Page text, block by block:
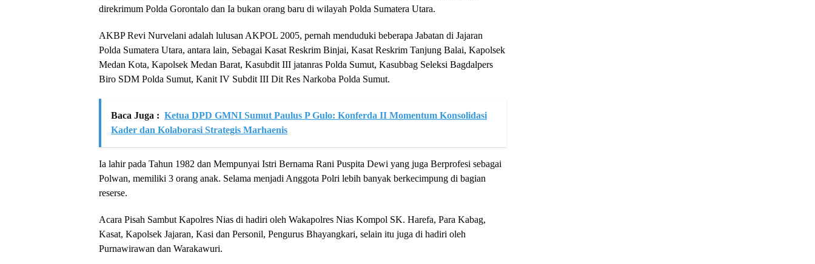
direkrimum Polda Gorontalo dan Ia bukan orang baru di wilayah Polda Sumatera Utara.
AKBP Revi Nurvelani adalah lulusan AKPOL 2005, pernah menduduki beberapa Jabatan di Jajaran
Polda Sumatera Utara, antara lain, Sebagai Kasat Reskrim Binjai, Kasat Reskrim Tanjung Balai, Kapolsek
Medan Kota, Kapolsek Medan Barat, Kasubdit III jatanras Polda Sumut, Kasubbag Seleksi Bagdalpers
Biro SDM Polda Sumut, Kanit IV Subdit III Dit Res Narkoba Polda Sumut.
Baca Juga : Ketua DPD GMNI Sumut Paulus P Gulo: Konferda II Momentum Konsolidasi
Kader dan Kolaborasi Strategis Marhaenis
Ia lahir pada Tahun 1982 dan Mempunyai Istri Bernama Rani Puspita Dewi yang juga Berprofesi sebagai
Polwan, memiliki 3 orang anak. Selama menjadi Anggota Polri lebih banyak berkecimpung di bagian
reserse.
Acara Pisah Sambut Kapolres Nias di hadiri oleh Wakapolres Nias Kompol SK. Harefa, Para Kabag,
Kasat, Kapolsek Jajaran, Kasi dan Personil, Pengurus Bhayangkari, selain itu juga di hadiri oleh
Purnawirawan dan Warakawuri.